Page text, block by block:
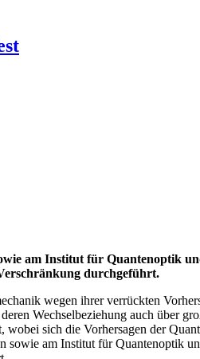
am Institut für Quantenoptik
durchgeführt.
wegen ihrer verrückten
Wechselbeziehung auch über
sich die Vorhersagen der
am Institut für Quantenoptik